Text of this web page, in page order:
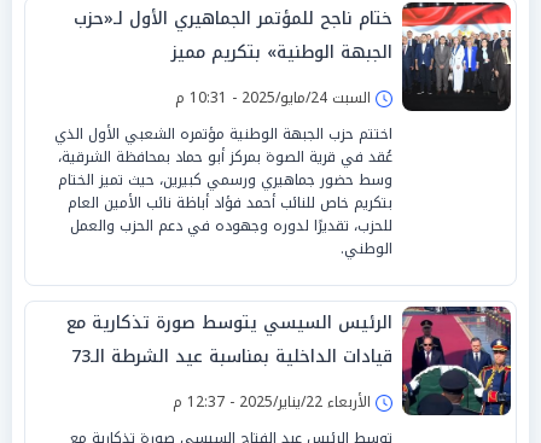
ختام ناجح للمؤتمر الجماهيري الأول لـ«حزب
الجبهة الوطنية» بتكريم مميز
السبت 24/مايو/2025 - 10:31 م
اختتم حزب الجبهة الوطنية مؤتمره الشعبي الأول الذي
عُقد في قرية الصوة بمركز أبو حماد بمحافظة الشرقية،
وسط حضور جماهيري ورسمي كبيرين، حيث تميز الختام
بتكريم خاص للنائب أحمد فؤاد أباظة نائب الأمين العام
للحزب، تقديرًا لدوره وجهوده في دعم الحزب والعمل
الوطني.
الرئيس السيسي يتوسط صورة تذكارية مع
قيادات الداخلية بمناسبة عيد الشرطة الـ73
الأربعاء 22/يناير/2025 - 12:37 م